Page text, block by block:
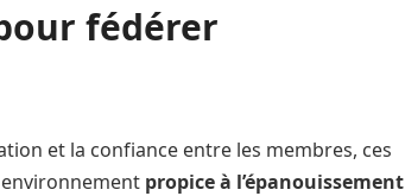
fédérer
et la confiance entre les membres, ces
propice à l’épanouissement